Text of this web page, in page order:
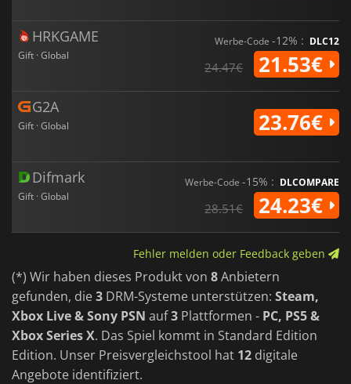
HRKGAME
Gift · Global
Werbe-Code -12% : DLC12
24.47€ 21.53€
G2A
Gift · Global 23.76€
Difmark
Gift · Global
Werbe-Code -15% : DLCOMPARE
28.51€ 24.23€
Fehler melden oder Feedback geben
(*) Wir haben dieses Produkt von 8Anbietern
gefunden, die3 DRM-Systeme unterstützen: Steam,
Xbox Live & Sony PSN auf3 Plattformen - PC, PS5 &
Xbox Series X. Das Spiel kommt in Standard Edition
Edition. Unser Preisvergleichstool hat 12 digitale
Angebote identifiziert.